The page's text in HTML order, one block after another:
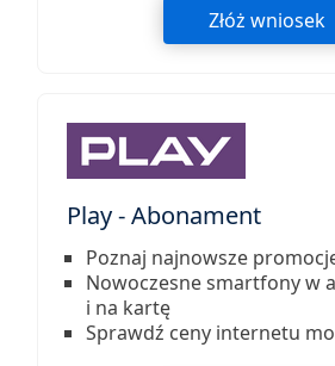
Złóż wniosek
Play - Abonament
Poznaj najnowsze
Nowoczesne smartfony w
i na kartę
Sprawdź ceny internetu